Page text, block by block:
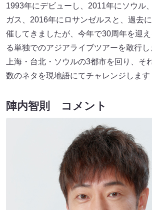
1993年にデビューし、2011年にソウル
ガス、2016年にロサンゼルスと、過去
催してきましたが、今年で30周年を迎
る単独でのアジアライブツアーを敢行し
上海・台北・ソウルの3都市を回り、そ
数のネタを現地語にてチャレンジします
陣内智則 コメント